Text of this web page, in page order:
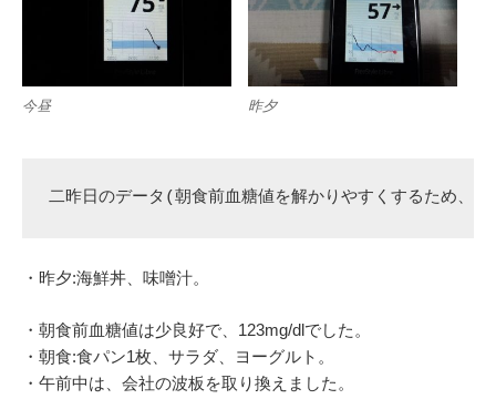
今昼 昨夕
二昨日のデータ(朝食前血糖値を解かりやすくするため、
・昨夕:海鮮丼、味噌汁。
・朝食前血糖値は少良好で、123mg/dlでした。
・朝食:食パン1枚、サラダ、ヨーグルト。
・午前中は、会社の波板を取り換えました。